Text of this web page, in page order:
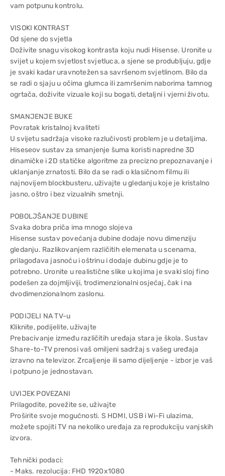
vam potpunu kontrolu.
VISOKI KONTRAST
Od sjene do svjetla
Doživite snagu visokog kontrasta koju nudi Hisense. Uronite u
svijet u kojem svjetlost svjetluca, a sjene se produbljuju, gdje
je svaki kadar uravnotežen sa savršenom svjetlinom. Bilo da
se radi o sjaju u očima glumca ili zamršenim naborima tamnog
ogrtača, doživite vizuale koji su bogati, detaljni i vjerni životu.
SMANJENJE BUKE
Povratak kristalnoj kvaliteti
U svijetu sadržaja visoke razlučivosti problem je u detaljima.
Hiseseov sustav za smanjenje šuma koristi napredne 3D
dinamičke i 2D statičke algoritme za precizno prepoznavanje i
uklanjanje zrnatosti. Bilo da se radi o klasičnom filmu ili
najnovijem blockbusteru, uživajte u gledanju koje je kristalno
jasno, oštro i bez vizualnih smetnji.
POBOLJŠANJE DUBINE
Svaka dobra priča ima mnogo slojeva
Hisense sustav povećanja dubine dodaje novu dimenziju
gledanju. Razlikovanjem različitih elemenata u scenama,
prilagođava jasnoću i oštrinu i dodaje dubinu gdje je to
potrebno. Uronite u realistične slike u kojima je svaki sloj fino
podešen za dojmljiviji, trodimenzionalni osjećaj, čak i na
dvodimenzionalnom zaslonu.
PODIJELI NA TV-u
Kliknite, podijelite, uživajte
Prebacivanje između različitih uređaja stara je škola. Sustav
Share-to-TV prenosi vaš omiljeni sadržaj s vašeg uređaja
izravno na televizor. Zrcaljenje ili samo dijeljenje - izbor je vaš
i potpuno je jednostavan.
UVIJEK POVEZANI
Prilagodite, povežite se, uživajte
Proširite svoje mogućnosti. S HDMI, USB i Wi-Fi ulazima,
možete spojiti TV na nekoliko uređaja za reprodukciju vanjskih
izvora.
Tehnički podaci:
- Maks. rezolucija: FHD 1920x1080